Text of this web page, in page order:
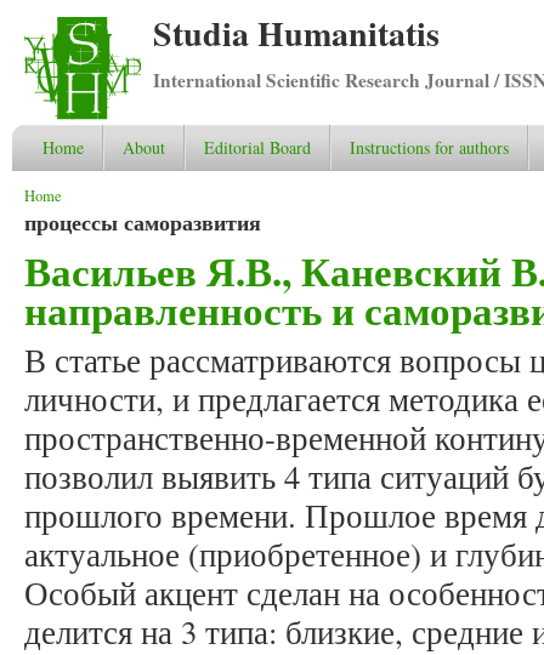
Studia Humanitatis
International Scientific Research Journal /
Home About Editorial Board Instructions for authors
You are here
Home
процессы саморазвития
Васильев Я.В., Каневский
направленность и
В статье рассматриваются вопросы
личности, и предлагается методика
пространственно-временной
позволил выявить 4 типа ситуаций
прошлого времени. Прошлое время
актуальное (приобретенное) и
Особый акцент сделан на
делится на 3 типа: близкие,